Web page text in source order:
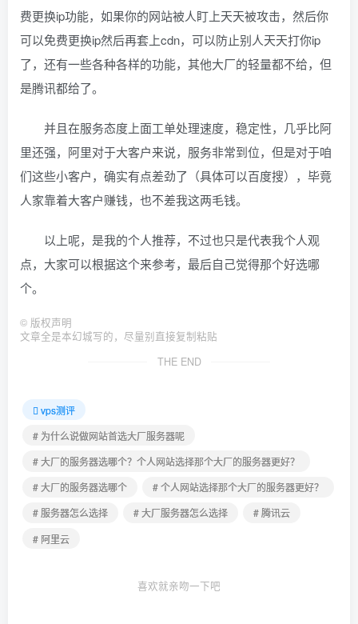
费更换ip功能，如果你的网站被人盯上天天被攻击，然后你
可以免费更换ip然后再套上cdn，可以防止别人天天打你ip
了，还有一些各种各样的功能，其他大厂的轻量都不给，但
是腾讯都给了。
并且在服务态度上面工单处理速度，稳定性，几乎比阿
里还强，阿里对于大客户来说，服务非常到位，但是对于咱
们这些小客户，确实有点差劲了（具体可以百度搜），毕竟
人家靠着大客户赚钱，也不差我这两毛钱。
以上呢，是我的个人推荐，不过也只是代表我个人观
点，大家可以根据这个来参考，最后自己觉得那个好选哪
个。
© 版权声明
文章全是本幻城写的，尽量别直接复制粘贴
THE END
vps测评
# 为什么说做网站首选大厂服务器呢
# 大厂的服务器选哪个？个人网站选择那个大厂的服务器更好？
# 大厂的服务器选哪个
# 个人网站选择那个大厂的服务器更好？
# 服务器怎么选择
# 大厂服务器怎么选择
# 腾讯云
# 阿里云
喜欢就亲吻一下吧